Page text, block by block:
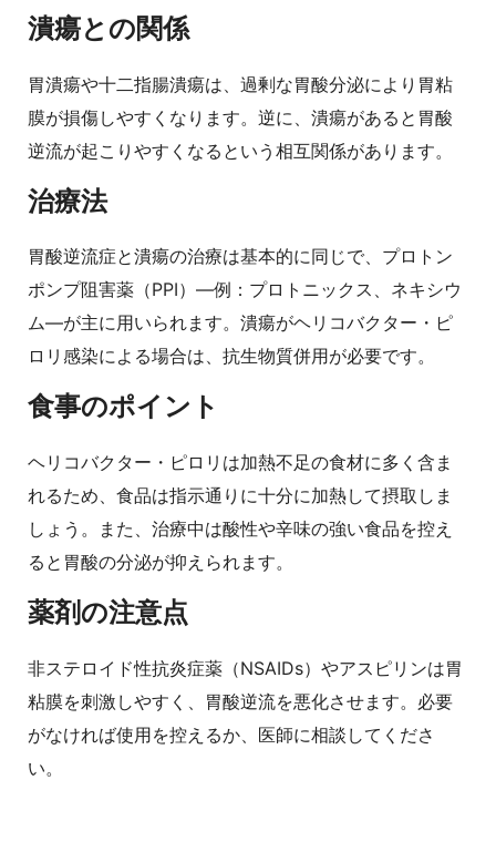
潰瘍との関係
胃潰瘍や十二指腸潰瘍は、過剰な胃酸分泌により胃粘
膜が損傷しやすくなります。逆に、潰瘍があると胃酸
逆流が起こりやすくなるという相互関係があります。
治療法
胃酸逆流症と潰瘍の治療は基本的に同じで、プロトン
ポンプ阻害薬（PPI）―例：プロトニックス、ネキシウ
ム―が主に用いられます。潰瘍がヘリコバクター・ピ
ロリ感染による場合は、抗生物質併用が必要です。
食事のポイント
ヘリコバクター・ピロリは加熱不足の食材に多く含ま
れるため、食品は指示通りに十分に加熱して摂取しま
しょう。また、治療中は酸性や辛味の強い食品を控え
ると胃酸の分泌が抑えられます。
薬剤の注意点
非ステロイド性抗炎症薬（NSAIDs）やアスピリンは胃
粘膜を刺激しやすく、胃酸逆流を悪化させます。必要
がなければ使用を控えるか、医師に相談してくださ
い。